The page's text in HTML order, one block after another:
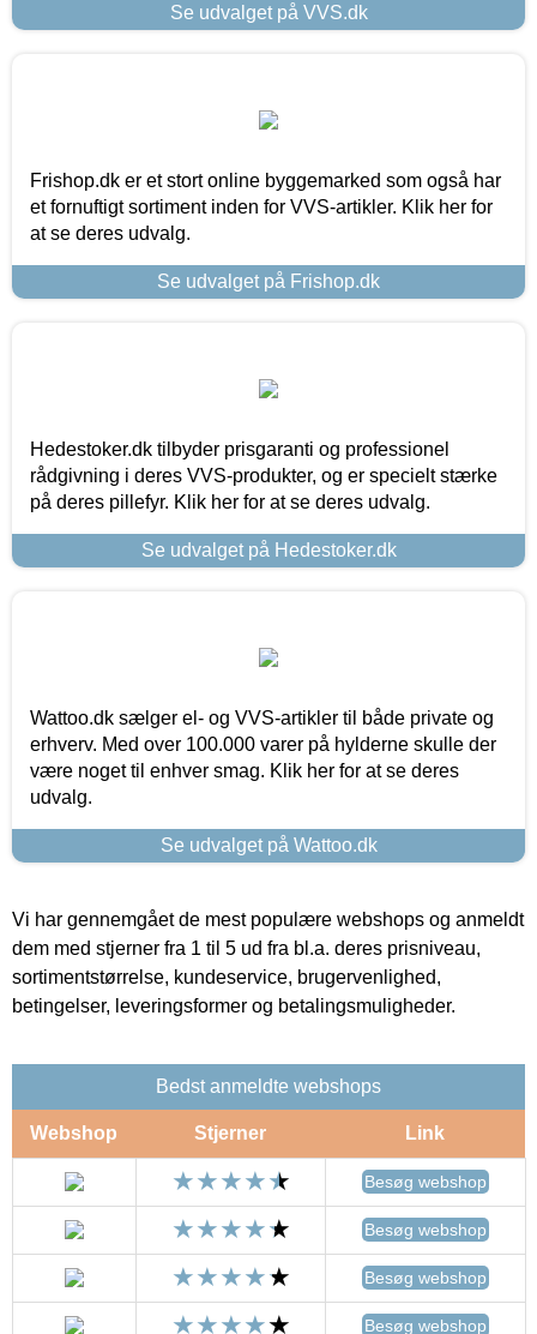
Se udvalget på VVS.dk
Frishop.dk er et stort online byggemarked som også har
et fornuftigt sortiment inden for VVS-artikler. Klik her for
at se deres udvalg.
Se udvalget på Frishop.dk
Hedestoker.dk tilbyder prisgaranti og professionel
rådgivning i deres VVS-produkter, og er specielt stærke
på deres pillefyr. Klik her for at se deres udvalg.
Se udvalget på Hedestoker.dk
Wattoo.dk sælger el- og VVS-artikler til både private og
erhverv. Med over 100.000 varer på hylderne skulle der
være noget til enhver smag. Klik her for at se deres
udvalg.
Se udvalget på Wattoo.dk
Vi har gennemgået de mest populære webshops og anmeldt
dem med stjerner fra 1 til 5 ud fra bl.a. deres prisniveau,
sortimentstørrelse, kundeservice, brugervenlighed,
betingelser, leveringsformer og betalingsmuligheder.
Bedst anmeldte webshops
Webshop Stjerner Link
Besøg webshop
Besøg webshop
Besøg webshop
Besøg webshop